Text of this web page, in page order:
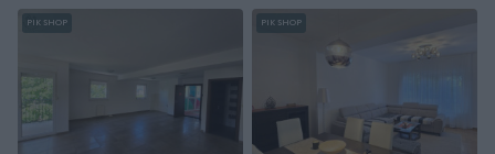
PIK SHOP PIK SHOP